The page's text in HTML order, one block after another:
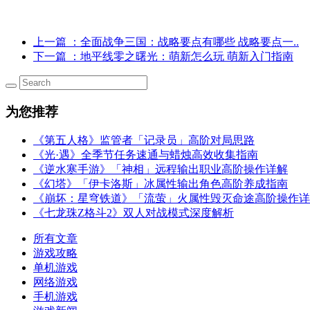
上一篇
：全面战争三国：战略要点有哪些 战略要点一..
下一篇
：地平线零之曙光：萌新怎么玩 萌新入门指南
为您推荐
《第五人格》监管者「记录员」高阶对局思路
《光·遇》全季节任务速通与蜡烛高效收集指南
《逆水寒手游》「神相」远程输出职业高阶操作详解
《幻塔》「伊卡洛斯」冰属性输出角色高阶养成指南
《崩坏：星穹铁道》「流萤」火属性毁灭命途高阶操作
《七龙珠Z格斗2》双人对战模式深度解析
所有文章
游戏攻略
单机游戏
网络游戏
手机游戏